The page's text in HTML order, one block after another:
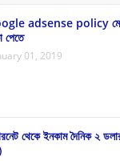
adsense policy মেনে
পেতে
01, 2019
থেকে ইনকাম দৈনিক ২